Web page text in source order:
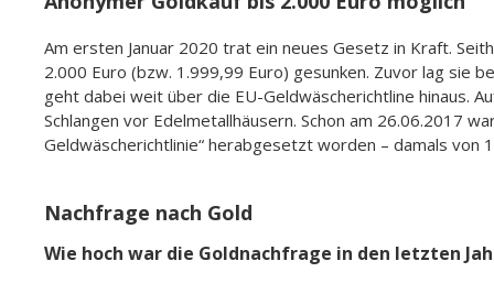
Goldminen-Aktien
steuerfrei bis zur Höhe des
Gegenwert der Papiere kann
Ab 1.000 Euro wird der